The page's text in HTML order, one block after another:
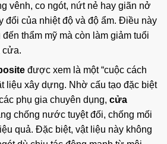
vênh, co ngót, nứt nẻ hay giãn nở
đổi của nhiệt độ và độ ẩm. Điều này
thẩm mỹ mà còn làm giảm tuổi
cửa.
được xem là một “cuộc cách
liệu xây dựng. Nhờ cấu tạo đặc biệt
phụ gia chuyên dụng, cửa
chống nước tuyệt đối, chống mối
quả. Đặc biệt, vật liệu này không